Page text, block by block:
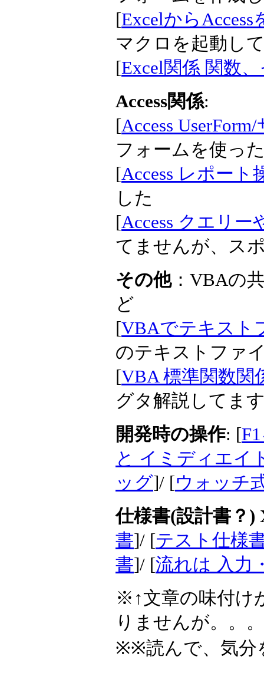
[ExcelからAccess
マクロを起動し
[Excel関係 関数
Access関係:
[Access
フォームを使っ
[Access レポート
した
[Access クエリー
てませんが、ス
その他：VBAの
ど
[VBAでテキスト
のテキストファ
[VBA 標準関数関
グタ解説してま
開発時の操作: [
と イミディエイ
ッグ]/ [ウォッチ
仕様書(設計書？)
書]/ [テスト仕様
書]/ [流れは 入力
※↑文章の味付け
りませんが。。。
※※読んで、気分